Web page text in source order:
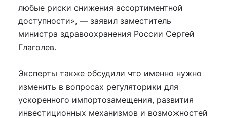
любые риски снижения ассортиментной
доступности», — заявил заместитель
министра здравоохранения России Сергей
Глаголев.
Эксперты также обсудили что именно нужно
изменить в вопросах регуляторики для
ускоренного импортозамещения, развития
инвестиционных механизмов и возможностей